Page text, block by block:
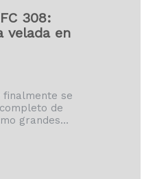
308:
velada en
finalmente se
de
grandes